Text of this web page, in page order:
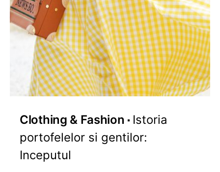
Clothing & Fashion
Istoria
portofelelor si gentilor:
Inceputul